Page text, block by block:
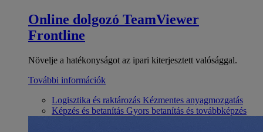
Online dolgozó TeamViewer
Frontline
Növelje a hatékonyságot az ipari kiterjesztett valósággal.
További információk
Logisztika és raktározás Kézmentes anyagmozgatás
Képzés és betanítás Gyors betanítás és továbbképzés